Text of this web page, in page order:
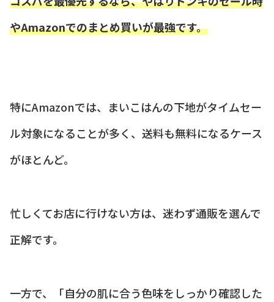
やAmazonでのまとめ買いが最強です。
特にAmazonでは、まいこはんの下地がタイムセー
ル対象になることが多く、送料も無料になるケース
がほとんど。
忙しくてお店に行けない方は、迷わず通販を選んで
正解です。
一方で、「自分の肌に合う色味をしっかり確認した